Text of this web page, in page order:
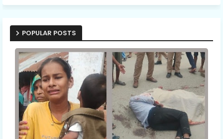
POPULAR POSTS